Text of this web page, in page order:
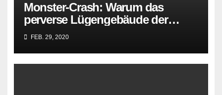
Monster-Crash: Warum das
perverse Lügengebäude der
Sozialisten in sich
zusammenbricht!
FEB. 29, 2020